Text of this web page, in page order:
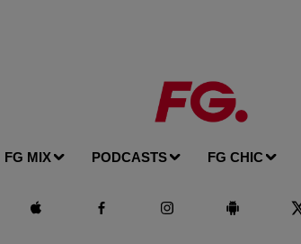
FG MIX PODCASTS FG CHIC